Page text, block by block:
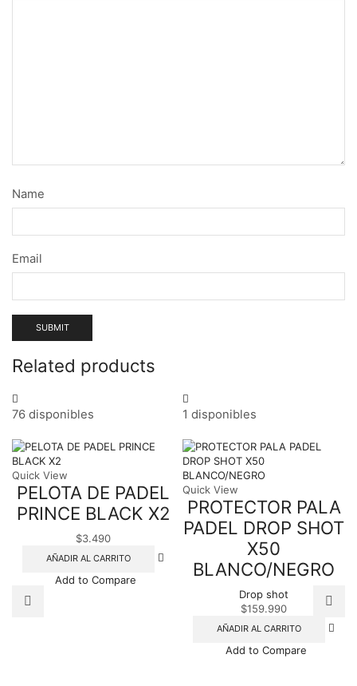
Name
Email
Related products
76 disponibles
Quick View
PELOTA DE PADEL
PRINCE BLACK X2
$3.490
AÑADIR AL CARRITO
Add to Compare
1 disponibles
Quick View
PROTECTOR PALA
PADEL DROP SHOT
X50
BLANCO/NEGRO
Drop shot
$159.990
AÑADIR AL CARRITO
Add to Compare